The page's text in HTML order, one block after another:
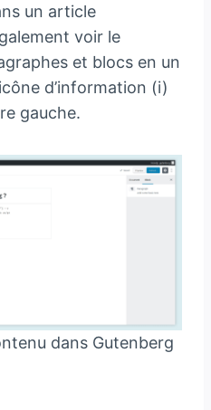
un article
voir le
et blocs en un
d’information (i)
gauche.
dans Gutenberg